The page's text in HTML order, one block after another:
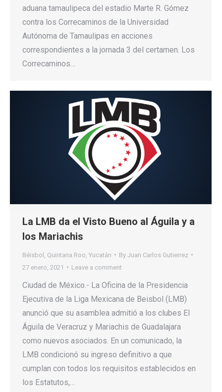
aduana tamaulipeca del estadio Marte R. Gómez
contra los Correcaminos de la Universidad
Autónoma de Tamaulipas en acciones
correspondientes a la jornada 3 del certamen. Los
Correcaminos…
La LMB da el Visto Bueno al Águila y a
los Mariachis
Béisbol Quintana Roo Yucatán By Juan Carlos Gutierrez
27 enero, 2021
Leave a comment
Ciudad de México.- La Oficina de la Presidencia
Ejecutiva de la Liga Mexicana de Beisbol (LMB)
anunció que su asamblea admitió a los clubes El
Águila de Veracruz y Mariachis de Guadalajara
como nuevos asociados. En un comunicado, la
LMB condicionó su ingreso definitivo a que
cumplan con todos los requisitos establecidos en
los Estatutos,…